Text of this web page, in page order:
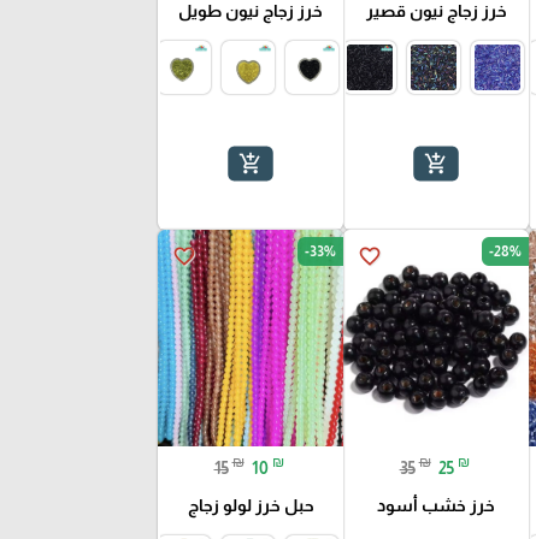
خرز زجاج نيون قصير
add_shopping_cart
خرز زجاج نيون طويل
add_shopping_cart
favorite_border -28%
35 ₪ 25 ₪
خرز خشب أسود
favorite_border -33%
15 ₪ 10 ₪
حبل خرز لولو زجاج